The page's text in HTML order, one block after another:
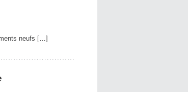
neufs […]